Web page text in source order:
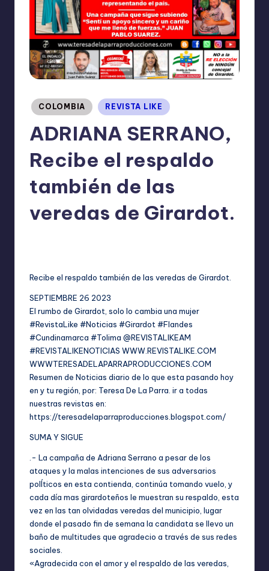
N
E
Publicado
en
COLOMBIA REVISTA LIKE
ADRIANA SERRANO,
Recibe el respaldo
también de las
veredas de Girardot.
Recibe el respaldo también de las veredas de Girardot.
SEPTIEMBRE 26 2023
El rumbo de Girardot, solo lo cambia una mujer
#RevistaLike #Noticias #Girardot #Flandes
#Cundinamarca #Tolima @REVISTALIKEAM
#REVISTALIKENOTICIAS WWW.REVISTALIKE.COM
WWWTERESADELAPARRAPRODUCCIONES.COM
Resumen de Noticias diario de lo que esta pasando hoy
en y tu región, por: Teresa De La Parra. ir a todas
nuestras revistas en:
https://teresadelaparraproducciones.blogspot.com/
SUMA Y SIGUE
.- La campaña de Adriana Serrano a pesar de los
ataques y la malas intenciones de sus adversarios
polÍticos en esta contienda, continúa tomando vuelo, y
cada día mas girardoteños le muestran su respaldo, esta
vez en las tan olvidadas veredas del municipio, lugar
donde el pasado fin de semana la candidata se llevo un
baño de multitudes que agradecio a través de sus redes
sociales.
«Agradecida con el amor y el respaldo de las veredas,